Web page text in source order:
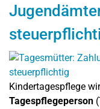
Kindertagespflege
Tagespflegeperson